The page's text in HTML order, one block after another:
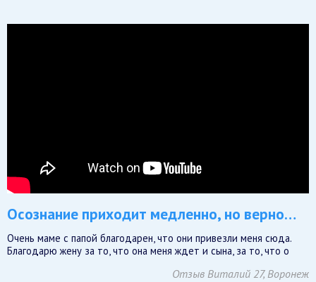
Осознание приходит медленно, но верно…
Очень маме с папой благодарен, что они привезли меня сюда.
Благодарю жену за то, что она меня ждет и сына, за то, что о
Отзыв Виталий 27, Воронеж